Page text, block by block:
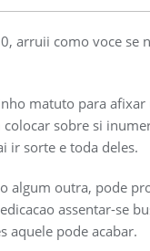
arruii como voce se
matuto para
sobre si
ir sorte e toda deles.
algum outra, pode
assentar-se
aquele pode acabar.